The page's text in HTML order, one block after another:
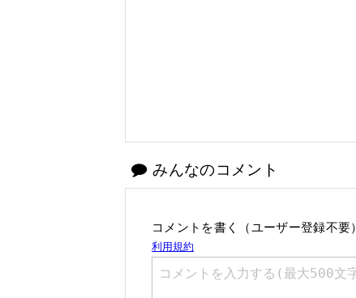
みんなのコメント
コメントを書く（ユーザー登録不要）